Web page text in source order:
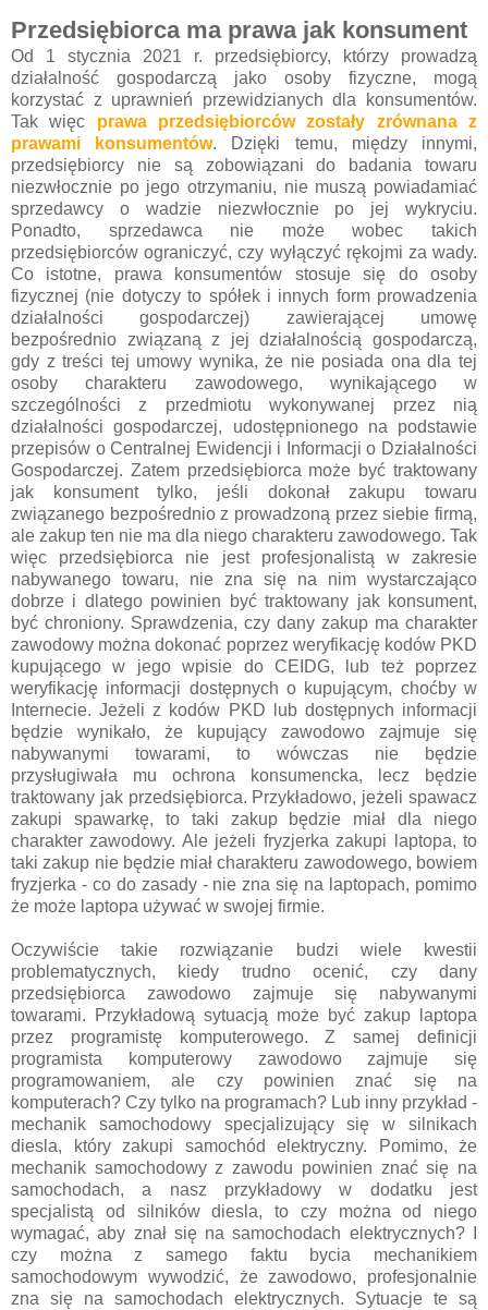
Przedsiębiorca ma prawa jak konsument
Od 1 stycznia 2021 r. przedsiębiorcy, którzy prowadzą
działalność gospodarczą jako osoby fizyczne, mogą
korzystać z uprawnień przewidzianych dla konsumentów.
Tak więc prawa przedsiębiorców zostały zrównana z
prawami konsumentów. Dzięki temu, między innymi,
przedsiębiorcy nie są zobowiązani do badania towaru
niezwłocznie po jego otrzymaniu, nie muszą powiadamiać
sprzedawcy o wadzie niezwłocznie po jej wykryciu.
Ponadto, sprzedawca nie może wobec takich
przedsiębiorców ograniczyć, czy wyłączyć rękojmi za wady.
Co istotne, prawa konsumentów stosuje się do osoby
fizycznej (nie dotyczy to spółek i innych form prowadzenia
działalności gospodarczej) zawierającej umowę
bezpośrednio związaną z jej działalnością gospodarczą,
gdy z treści tej umowy wynika, że nie posiada ona dla tej
osoby charakteru zawodowego, wynikającego w
szczególności z przedmiotu wykonywanej przez nią
działalności gospodarczej, udostępnionego na podstawie
przepisów o Centralnej Ewidencji i Informacji o Działalności
Gospodarczej. Zatem przedsiębiorca może być traktowany
jak konsument tylko, jeśli dokonał zakupu towaru
związanego bezpośrednio z prowadzoną przez siebie firmą,
ale zakup ten nie ma dla niego charakteru zawodowego. Tak
więc przedsiębiorca nie jest profesjonalistą w zakresie
nabywanego towaru, nie zna się na nim wystarczająco
dobrze i dlatego powinien być traktowany jak konsument,
być chroniony. Sprawdzenia, czy dany zakup ma charakter
zawodowy można dokonać poprzez weryfikację kodów PKD
kupującego w jego wpisie do CEIDG, lub też poprzez
weryfikację informacji dostępnych o kupującym, choćby w
Internecie. Jeżeli z kodów PKD lub dostępnych informacji
będzie wynikało, że kupujący zawodowo zajmuje się
nabywanymi towarami, to wówczas nie będzie
przysługiwała mu ochrona konsumencka, lecz będzie
traktowany jak przedsiębiorca. Przykładowo, jeżeli spawacz
zakupi spawarkę, to taki zakup będzie miał dla niego
charakter zawodowy. Ale jeżeli fryzjerka zakupi laptopa, to
taki zakup nie będzie miał charakteru zawodowego, bowiem
fryzjerka - co do zasady - nie zna się na laptopach, pomimo
że może laptopa używać w swojej firmie.
Oczywiście takie rozwiązanie budzi wiele kwestii
problematycznych, kiedy trudno ocenić, czy dany
przedsiębiorca zawodowo zajmuje się nabywanymi
towarami. Przykładową sytuacją może być zakup laptopa
przez programistę komputerowego. Z samej definicji
programista komputerowy zawodowo zajmuje się
programowaniem, ale czy powinien znać się na
komputerach? Czy tylko na programach? Lub inny przykład -
mechanik samochodowy specjalizujący się w silnikach
diesla, który zakupi samochód elektryczny. Pomimo, że
mechanik samochodowy z zawodu powinien znać się na
samochodach, a nasz przykładowy w dodatku jest
specjalistą od silników diesla, to czy można od niego
wymagać, aby znał się na samochodach elektrycznych? I
czy można z samego faktu bycia mechanikiem
samochodowym wywodzić, że zawodowo, profesjonalnie
zna się na samochodach elektrycznych. Sytuacje te są